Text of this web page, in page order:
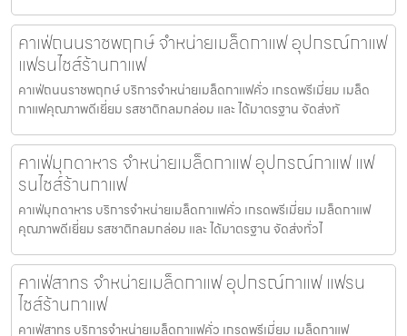
คาเฟ่ถนนราชพฤกษ์ จำหน่ายเมล็ดกาแฟ อุปกรณ์กาแฟ
แฟรนไชส์ร้านกาแฟ
คาเฟ่ถนนราชพฤกษ์ บริการจำหน่ายเมล็ดกาแฟคั่ว เกรดพรีเมี่ยม เมล็ด
กาแฟคุณภาพดีเยี่ยม รสชาติกลมกล่อม และ ได้มาตรฐาน จัดส่งทั
คาเฟ่มุกดาหาร จำหน่ายเมล็ดกาแฟ อุปกรณ์กาแฟ แฟ
รนไชส์ร้านกาแฟ
คาเฟ่มุกดาหาร บริการจำหน่ายเมล็ดกาแฟคั่ว เกรดพรีเมี่ยม เมล็ดกาแฟ
คุณภาพดีเยี่ยม รสชาติกลมกล่อม และ ได้มาตรฐาน จัดส่งทั่วไ
คาเฟ่สาทร จำหน่ายเมล็ดกาแฟ อุปกรณ์กาแฟ แฟรน
ไชส์ร้านกาแฟ
คาเฟ่สาทร บริการจำหน่ายเมล็ดกาแฟคั่ว เกรดพรีเมี่ยม เมล็ดกาแฟ